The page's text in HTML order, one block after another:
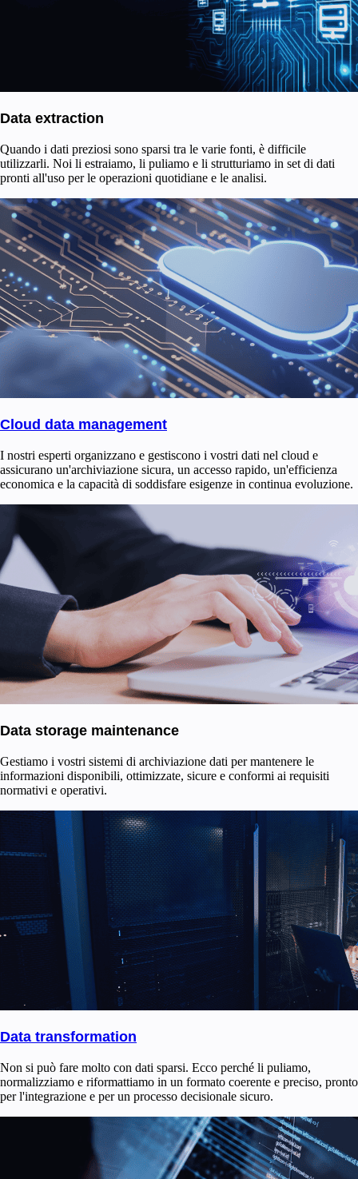
Data extraction
Quando i dati preziosi sono sparsi tra le varie fonti, è difficile
utilizzarli. Noi li estraiamo, li puliamo e li strutturiamo in set di dati
pronti all'uso per le operazioni quotidiane e le analisi.
Cloud data management
I nostri esperti organizzano e gestiscono i vostri dati nel cloud e
assicurano un'archiviazione sicura, un accesso rapido, un'efficienza
economica e la capacità di soddisfare esigenze in continua evoluzione.
Data storage maintenance
Gestiamo i vostri sistemi di archiviazione dati per mantenere le
informazioni disponibili, ottimizzate, sicure e conformi ai requisiti
normativi e operativi.
Data transformation
Non si può fare molto con dati sparsi. Ecco perché li puliamo,
normalizziamo e riformattiamo in un formato coerente e preciso, pronto
per l'integrazione e per un processo decisionale sicuro.